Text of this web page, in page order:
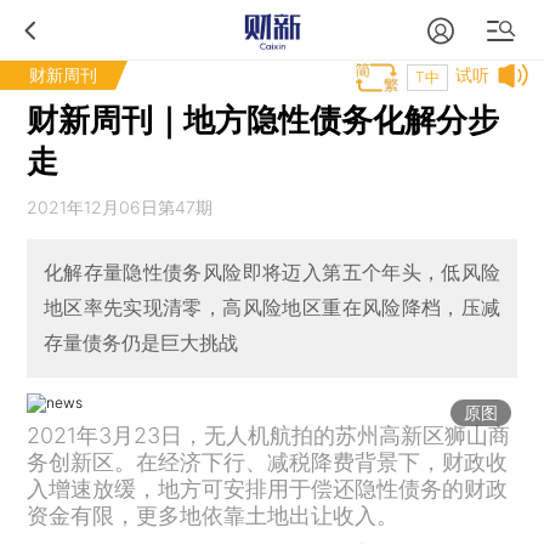
财新周刊 试听
T中
财新周刊｜地方隐性债务化解分步
走
2021年12月06日第47期
化解存量隐性债务风险即将迈入第五个年头，低风险
地区率先实现清零，高风险地区重在风险降档，压减
存量债务仍是巨大挑战
原图
2021年3月23日，无人机航拍的苏州高新区狮山商
务创新区。在经济下行、减税降费背景下，财政收
入增速放缓，地方可安排用于偿还隐性债务的财政
资金有限，更多地依靠土地出让收入。